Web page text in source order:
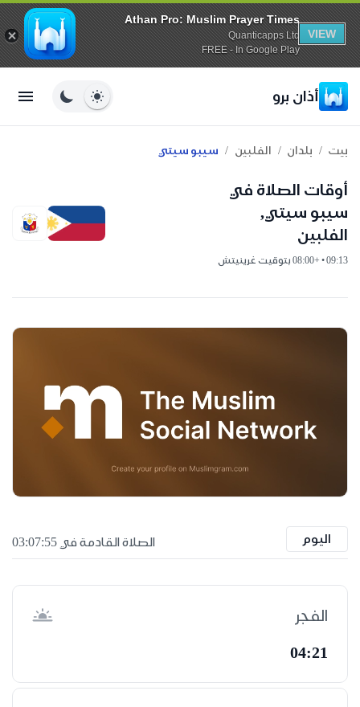
Athan Pro: Muslim Prayer Times
Quanticapps Ltd
FREE - In Google Play
VIEW
أذان برو
بيت / بلدان / الفلبين / سيبو سيتي
أوقات الصلاة في
سيبو سيتي,
الفلبين
09:13 • +08:00 بتوقيت غرينيتش
اليوم الصلاة القادمة في 03:07:55
الفجر
04:21